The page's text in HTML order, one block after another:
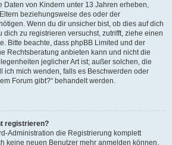
Daten von Kindern unter 13 Jahren erheben,
beziehungsweise des oder der
Wenn du dir unsicher bist, ob dies auf dich
dich zu registrieren versuchst, zutrifft, ziehe einen
Bitte beachte, dass phpBB Limited und der
Rechtsberatung anbieten kann und nicht die
jeglicher Art ist; außer solchen, die
ich mich wenden, falls es Beschwerden oder
Forum gibt?“ behandelt werden.
registrieren?
Administration die Registrierung komplett
keine neuen Benutzer mehr anmelden können.